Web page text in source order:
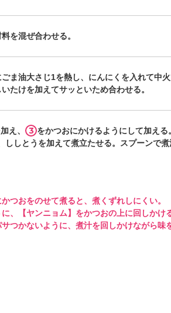
を混ぜ合わせる。
ま油大さじ1を熱し、にんにくを入れて中
たけを加えてサッといため合わせる。
え、 3 をかつおにかけるようにして加える
ししとうを加えて煮立たせる。スプーンで
つおをのせて煮ると、煮くずれしにくい。
、【ヤンニョム】をかつおの上に回しかける
つかないように、煮汁を回しかけながら味